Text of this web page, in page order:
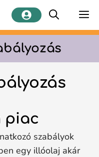
piac
szabályok
egy illóolaj akár